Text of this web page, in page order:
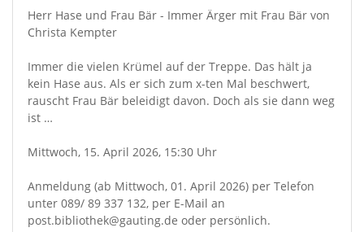
Herr Hase und Frau Bär - Immer Ärger mit Frau Bär von
Christa Kempter
Immer die vielen Krümel auf der Treppe. Das hält ja
kein Hase aus. Als er sich zum x-ten Mal beschwert,
rauscht Frau Bär beleidigt davon. Doch als sie dann weg
ist …
Mittwoch, 15. April 2026, 15:30 Uhr
Anmeldung (ab Mittwoch, 01. April 2026) per Telefon
unter 089/ 89 337 132, per E-Mail an
post.bibliothek@gauting.de oder persönlich.